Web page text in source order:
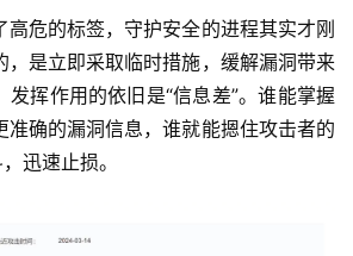
高危的标签，守护安全的进程其实才刚
，是立即采取临时措施，缓解漏洞带来
发挥作用的依旧是“信息差”。谁能掌握
准确的漏洞信息，谁就能摁住攻击者的
迅速止损。